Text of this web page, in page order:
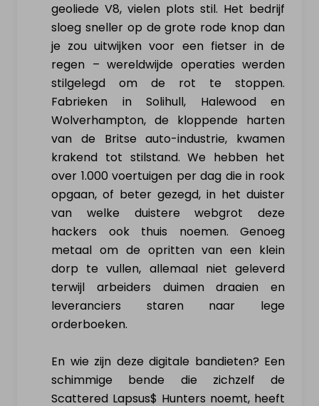
NL | FR | EN
geoliede V8, vielen plots stil. Het bedrijf
sloeg sneller op de grote rode knop dan
je zou uitwijken voor een fietser in de
regen – wereldwijde operaties werden
stilgelegd om de rot te stoppen.
Fabrieken in Solihull, Halewood en
Wolverhampton, de kloppende harten
van de Britse auto-industrie, kwamen
krakend tot stilstand. We hebben het
over 1.000 voertuigen per dag die in rook
opgaan, of beter gezegd, in het duister
van welke duistere webgrot deze
hackers ook thuis noemen. Genoeg
metaal om de opritten van een klein
dorp te vullen, allemaal niet geleverd
terwijl arbeiders duimen draaien en
leveranciers staren naar lege
orderboeken.
En wie zijn deze digitale bandieten? Een
schimmige bende die zichzelf de
Scattered Lapsus$ Hunters noemt, heeft